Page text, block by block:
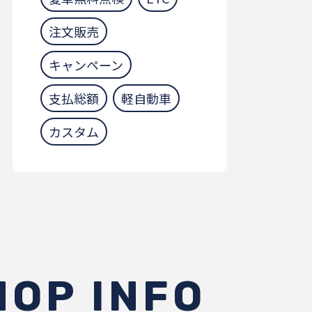
注文販売
キャンペーン
支払総額
軽自動車
カスタム
INFO